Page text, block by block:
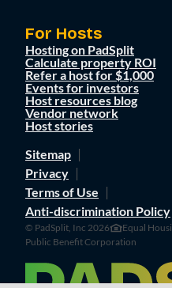
For Hosts
Hosting on PadSplit
Calculate property ROI
Refer a host for $1,000
Events for investors
Host resources blog
Vendor network
Host stories
Sitemap
Privacy
Terms of Use
Anti-discrimination Policy
© PadSplit, Inc 2026
Equal
Public Benefit Corporation